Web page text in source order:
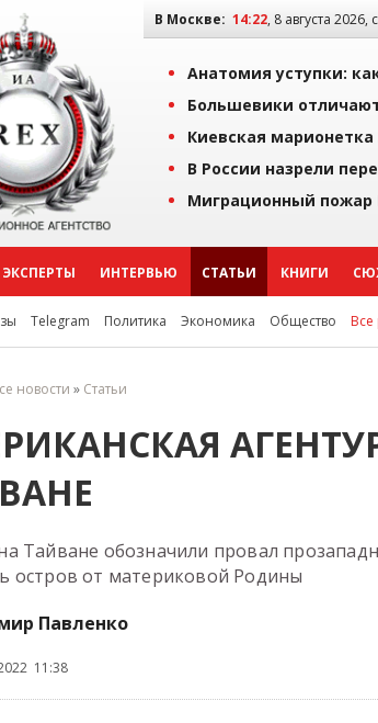
В Москве: 14:22, 8 августа 2026,
Анатомия уступки:
Большевики
Киевская
В России назрели
Миграционный
ЭКСПЕРТЫ ИНТЕРВЬЮ СТАТЬИ КНИГИ
Telegram Политика Экономика Общество
новости » Статьи
Тайване обозначили провал
остров от материковой Родины
Павленко
11:38